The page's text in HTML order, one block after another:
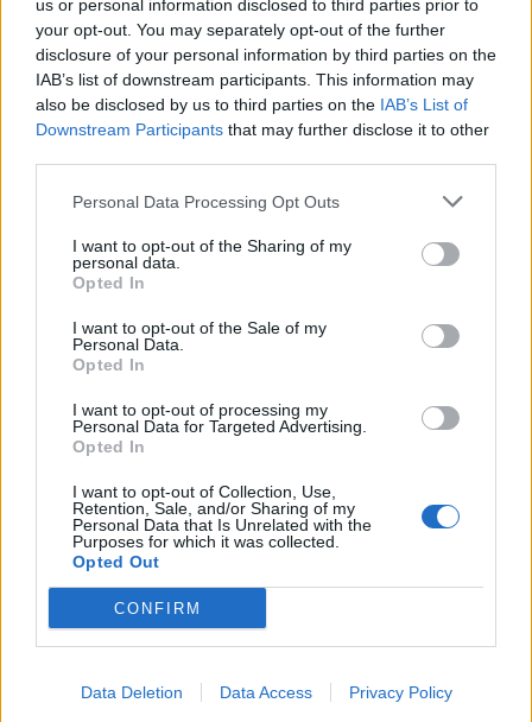
us or personal information disclosed to third parties prior to
your opt-out. You may separately opt-out of the further
disclosure of your personal information by third parties on the
IAB’s list of downstream participants. This information may
also be disclosed by us to third parties on the IAB’s List of
Downstream Participants that may further disclose it to other
Personal Data Processing Opt Outs
I want to opt-out of the Sharing of my
personal data.
Opted In
I want to opt-out of the Sale of my
Personal Data.
Opted In
I want to opt-out of processing my
Personal Data for Targeted Advertising.
Opted In
I want to opt-out of Collection, Use,
Retention, Sale, and/or Sharing of my
Personal Data that Is Unrelated with the
Purposes for which it was collected.
Opted Out
CONFIRM
Data Deletion Data Access Privacy Policy